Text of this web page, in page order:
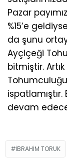
Pazar
%15’e
da şunu
Ayçiçeği
bitmiştir.
devam
IBRAHIM TORUK